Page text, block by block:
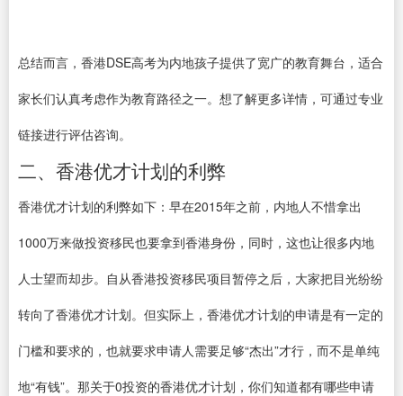
总结而言，香港DSE高考为内地孩子提供了宽广的教育舞台，适合
家长们认真考虑作为教育路径之一。想了解更多详情，可通过专业
链接进行评估咨询。
二、香港优才计划的利弊
香港优才计划的利弊如下：早在2015年之前，内地人不惜拿出
1000万来做投资移民也要拿到香港身份，同时，这也让很多内地
人士望而却步。自从香港投资移民项目暂停之后，大家把目光纷纷
转向了香港优才计划。但实际上，香港优才计划的申请是有一定的
门槛和要求的，也就要求申请人需要足够“杰出”才行，而不是单纯
地“有钱”。那关于0投资的香港优才计划，你们知道都有哪些申请